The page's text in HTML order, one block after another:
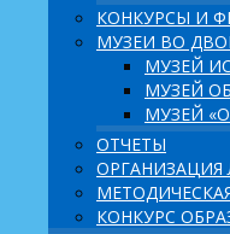
КОНКУРСЫ И
МУЗЕИ ВО
МУЗЕЙ
МУЗЕЙ
МУЗЕЙ
ОТЧЕТЫ
ОРГАНИЗАЦИЯ
КОНКУРС